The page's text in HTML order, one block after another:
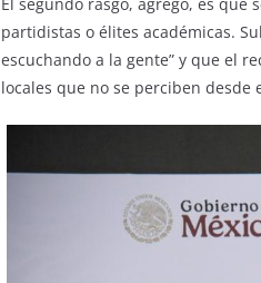
partidistas o élites académicas.
escuchando a la gente” y que el
locales que no se perciben desde